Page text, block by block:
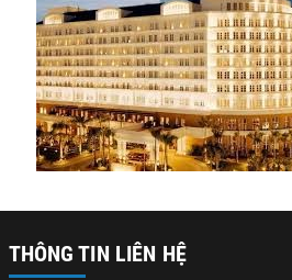
THÔNG TIN LIÊN HỆ